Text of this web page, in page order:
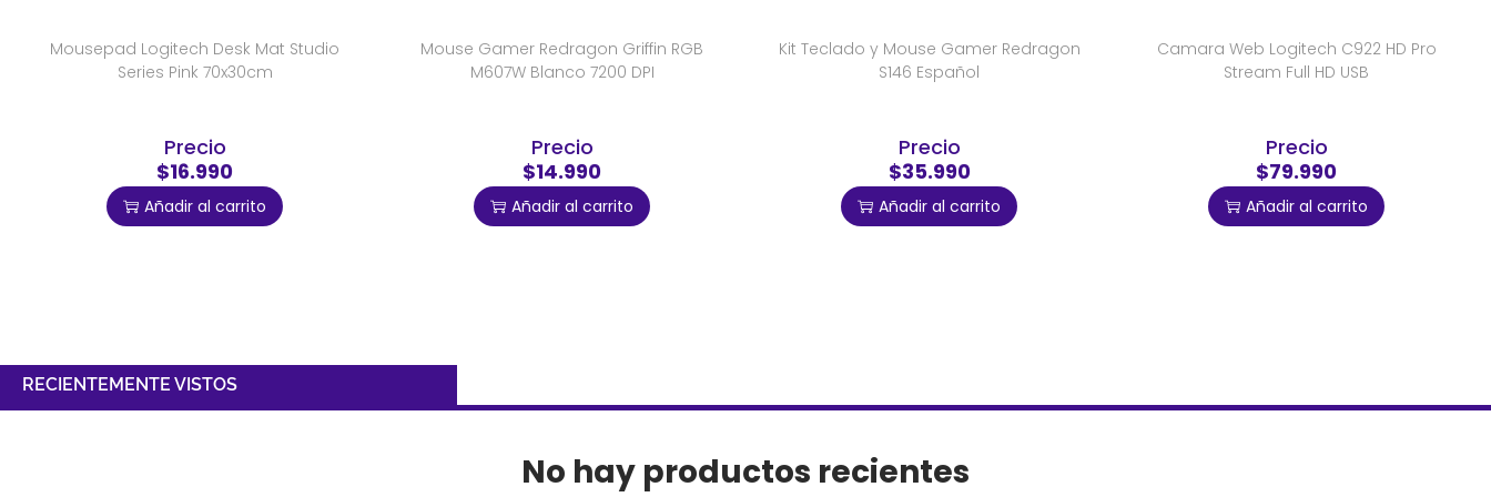
Mousepad Logitech Desk Mat Studio
Series Pink 70x30cm
Precio
$16.990
Añadir al carrito
Mouse Gamer Redragon Griffin RGB
M607W Blanco 7200 DPI
Precio
$14.990
Añadir al carrito
Kit Teclado y Mouse Gamer Redragon
S146 Español
Precio
$35.990
Añadir al carrito
Camara Web Logitech C922 HD Pro
Stream Full HD USB
Precio
$79.990
Añadir al carrito
RECIENTEMENTE VISTOS
No hay productos recientes